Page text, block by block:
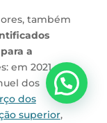
também
a
em 2021, um
dos
dos
superior,